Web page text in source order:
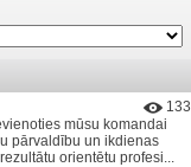
133
mūsu komandai
pārvaldību un ikdienas
orientētu profesi...